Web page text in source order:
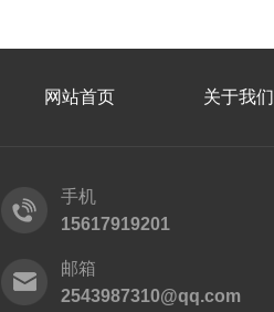
网站首页 关于我们
手机
15617919201
邮箱
2543987310@qq.com